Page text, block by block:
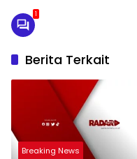
1
Berita Terkait
Breaking News